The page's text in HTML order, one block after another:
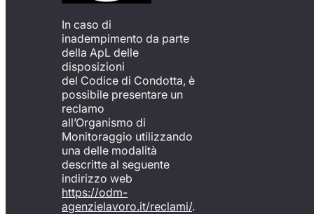
In caso di
inadempimento da parte
della ApL delle
disposizioni
del Codice di Condotta, è
possibile presentare un
reclamo
all’Organismo di
Monitoraggio utilizzando
una delle modalità
descritte al seguente
indirizzo web
https://odm-
agenzielavoro.it/reclami/.